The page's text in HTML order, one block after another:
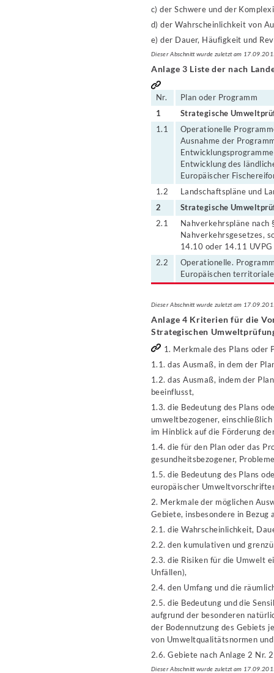
c) der Schwere und der
d) der Wahrscheinlichkeit von
e) der Dauer, Häufigkeit und
Dieser Abschnitt wurde zuletzt am
Anlage 3 Liste der nach
Nr.
Plan oder Programm
1
Strategische
1.1
Operationelle
Ausnahme der
Entwicklung des
Europäischer
1.2
Landschaftspläne und
2
Strategische
2.1
Nahverkehrspläne nach
Nahverkehrsgesetzes,
14.10 oder 14.11
2.2
Operationelle.
Europäischen
Dieser Abschnitt wurde zuletzt am
Anlage 4 Kriterien für die
Strategischen
1. Merkmale des Plans oder
1.1. das Ausmaß, in dem der
1.2. das Ausmaß, indem der
beeinflusst,
1.3. die Bedeutung des Plans
umweltbezogener,
im Hinblick auf die Förderung
1.4. die für den Plan oder das
gesundheitsbezogener,
1.5. die Bedeutung des Plans
europäischer
2. Merkmale der möglichen
Gebiete, insbesondere in Bezug
2.1. die Wahrscheinlichkeit,
2.2. den kumulativen und
2.3. die Risiken für die Umwelt
Unfällen),
2.4. den Umfang und die
2.5. die Bedeutung und die
aufgrund der besonderen
der Bodennutzung des Gebiets
von Umweltqualitätsnormen
2.6. Gebiete nach Anlage 2 Nr.
Dieser Abschnitt wurde zuletzt am